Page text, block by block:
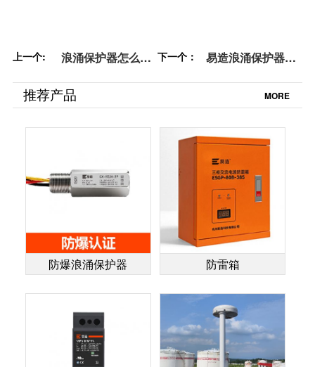
上一个:
浪涌保护器怎么选
您【易造防雷】
下一个：
易造浪涌保护器优
安全领域【易造防
雷】
推荐产品 MORE
防爆浪涌保护器 防雷箱